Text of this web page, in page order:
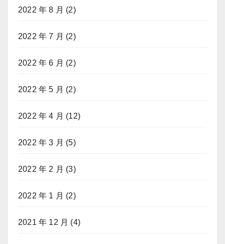
2022 年 8 月 (2)
2022 年 7 月 (2)
2022 年 6 月 (2)
2022 年 5 月 (2)
2022 年 4 月 (12)
2022 年 3 月 (5)
2022 年 2 月 (3)
2022 年 1 月 (2)
2021 年 12 月 (4)